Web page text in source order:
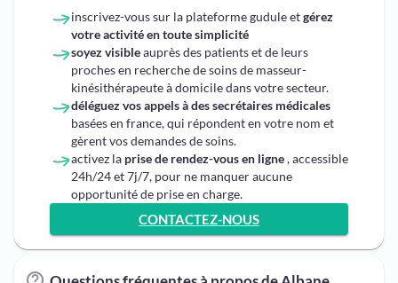
inscrivez-vous sur la plateforme gudule etgérez
votre activité en toute simplicité
soyez visibleauprès des patients et de leurs
proches en recherche de soins de masseur-
kinésithérapeute à domicile dans votre secteur.
déléguez vos appels à des secrétaires médicales
basées en france, qui répondent en votre nom et
gèrent vos demandes de soins.
activez la prise de rendez-vous en ligne, accessible
24h/24 et 7j/7, pour ne manquer aucune
opportunité de prise en charge.
CONTACTEZ-NOUS